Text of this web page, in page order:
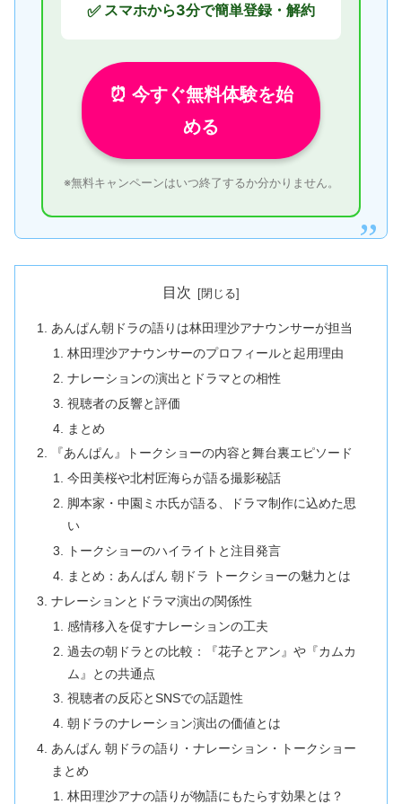
✅スマホから3分で簡単登録・解約
⏰ 今すぐ無料体験を始
める
※無料キャンペーンはいつ終了するか分かりません。
目次
あんぱん朝ドラの語りは林田理沙アナウンサーが担当
林田理沙アナウンサーのプロフィールと起用理由
ナレーションの演出とドラマとの相性
視聴者の反響と評価
まとめ
『あんぱん』トークショーの内容と舞台裏エピソード
今田美桜や北村匠海らが語る撮影秘話
脚本家・中園ミホ氏が語る、ドラマ制作に込めた思
い
トークショーのハイライトと注目発言
まとめ：あんぱん 朝ドラ トークショーの魅力とは
ナレーションとドラマ演出の関係性
感情移入を促すナレーションの工夫
過去の朝ドラとの比較：『花子とアン』や『カムカ
ム』との共通点
視聴者の反応とSNSでの話題性
朝ドラのナレーション演出の価値とは
あんぱん 朝ドラの語り・ナレーション・トークショー
まとめ
林田理沙アナの語りが物語にもたらす効果とは？